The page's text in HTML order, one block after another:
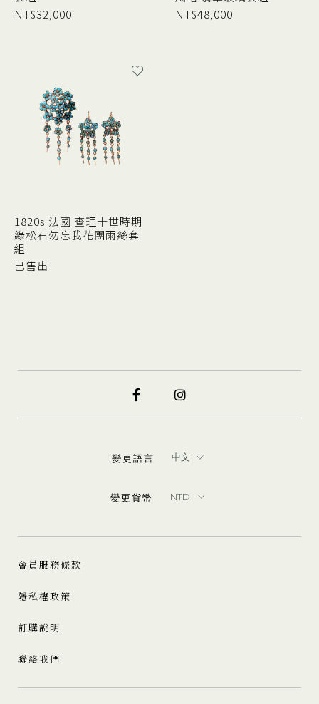
NT$32,000
NT$48,000
1820s 法國 查理十世時期
綠松石勿忘我花團雨絲套
組
已售出
變更語言
變更貨幣
會員服務條款
隱私權政策
訂購說明
聯絡我們